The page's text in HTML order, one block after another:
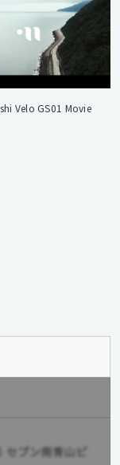
Velo GS01 Movie